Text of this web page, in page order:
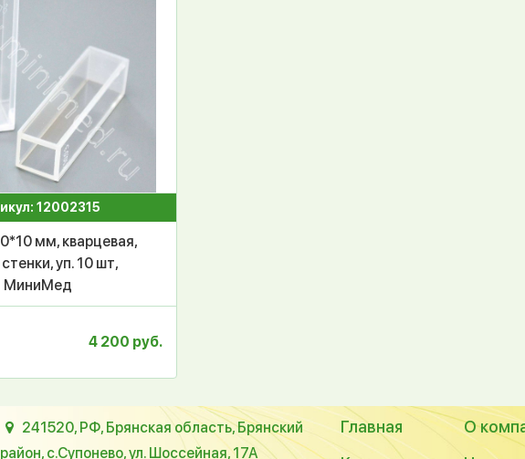
12002315
мм, кварцевая,
уп. 10 шт,
МиниМед
4 200 руб.
241520, РФ, Брянская область, Брянский
район, с.Супонево, ул. Шоссейная, 17А
Главная
О